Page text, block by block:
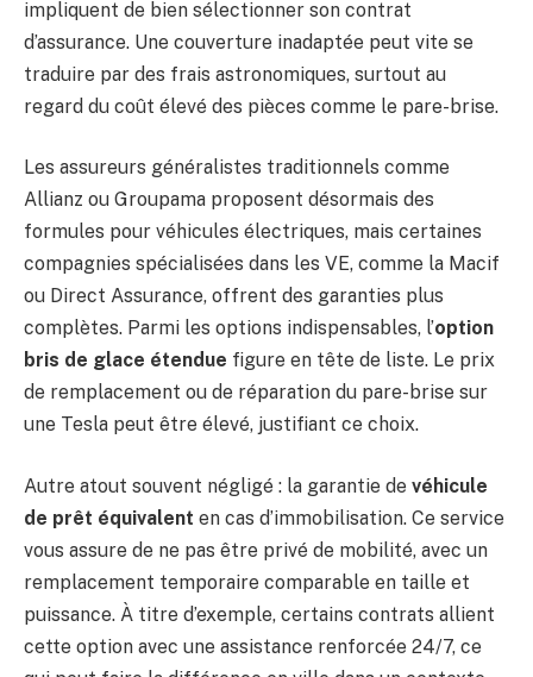
impliquent de bien sélectionner son contrat
d’assurance. Une couverture inadaptée peut vite se
traduire par des frais astronomiques, surtout au
regard du coût élevé des pièces comme le pare-brise.
Les assureurs généralistes traditionnels comme
Allianz ou Groupama proposent désormais des
formules pour véhicules électriques, mais certaines
compagnies spécialisées dans les VE, comme la Macif
ou Direct Assurance, offrent des garanties plus
complètes. Parmi les options indispensables, l’option
bris de glace étendue figure en tête de liste. Le prix
de remplacement ou de réparation du pare-brise sur
une Tesla peut être élevé, justifiant ce choix.
Autre atout souvent négligé : la garantie de véhicule
de prêt équivalent en cas d’immobilisation. Ce service
vous assure de ne pas être privé de mobilité, avec un
remplacement temporaire comparable en taille et
puissance. À titre d’exemple, certains contrats allient
cette option avec une assistance renforcée 24/7, ce